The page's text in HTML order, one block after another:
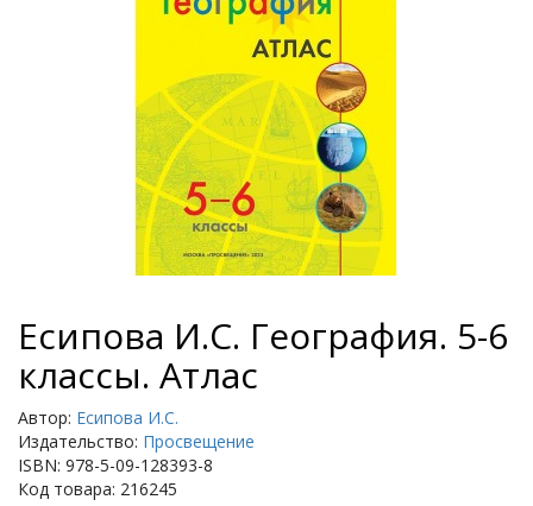
Есипова И.С. География. 5-6
классы. Атлас
Автор: Есипова И.С.
Издательство: Просвещение
ISBN: 978-5-09-128393-8
Код товара: 216245